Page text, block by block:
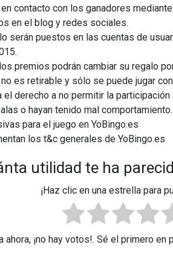
contacto con los ganadores
en el blog y redes sociales.
serán puestos en las cuentas de
premios podrán cambiar su regalo
es retirable y sólo se puede jugar
el derecho a no permitir la
o hayan tenido mal comportamiento.
para el juego en YoBingo.es
los t&c generales de YoBingo.es
utilidad te ha
¡Haz clic en una estrella para
ahora, ¡no hay votos!. Sé el primero en